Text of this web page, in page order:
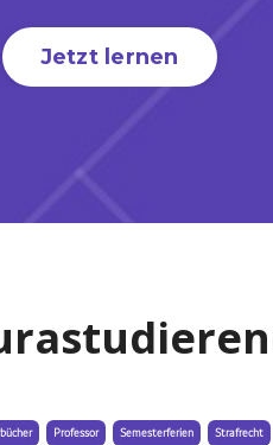
Jetzt lernen
Professor Semesterferien Strafrecht